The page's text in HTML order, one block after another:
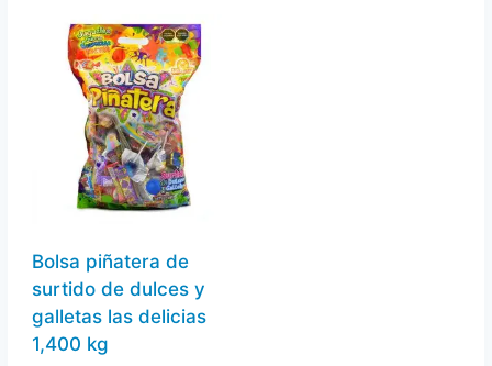
Bolsa piñatera de
surtido de dulces y
galletas las delicias
1,400 kg